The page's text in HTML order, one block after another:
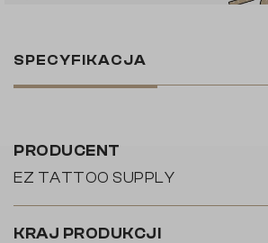
SPECYFIKACJA
PRODUCENT
EZ TATTOO SUPPLY
KRAJ PRODUKCJI